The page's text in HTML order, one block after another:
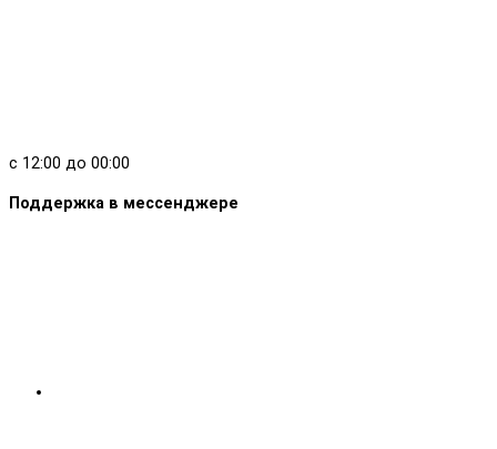
с 12:00 до 00:00
Поддержка в мессенджере